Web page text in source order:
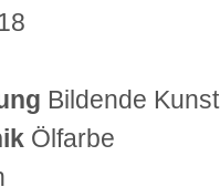
Bildende Kunst
Ölfarbe